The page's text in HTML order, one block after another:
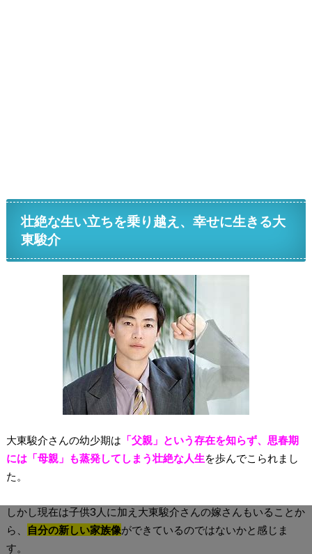
壮絶な生い立ちを乗り越え、幸せに生きる大
東駿介
大東駿介さんの幼少期は 「父親」という存在を知らず、思春期
には「母親」も蒸発してしまう壮絶な人生を歩んでこられまし
た。
しかし現在は子供3人に加え大東駿介さんの嫁さんもいることか
ら、
自分の新しい家族像ができているのではないかと感じま
す。